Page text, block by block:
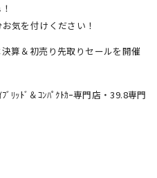
気を付けください！
算＆初売り先取りセールを開催
ﾘｯﾄﾞ＆ｺﾝﾊﾟｸﾄｶｰ専門店・39.8専門